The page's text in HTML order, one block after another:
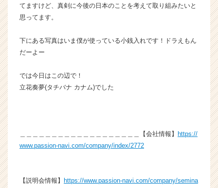
a
r）
てますけど、真剣に今後の日本のことを考えて取り組みたいと
思ってます。
下にある写真はいま僕が使っている小銭入れです！ドラえもん
だーよー
では今日はこの辺で！
立花奏夢(タチバナ カナム)でした
＿＿＿＿＿＿＿＿＿＿＿＿＿＿＿＿＿＿＿【会社情報】
https://
www.passion-navi.com/company/index/2772
【説明会情報】
https://www.passion-navi.com/company/semina